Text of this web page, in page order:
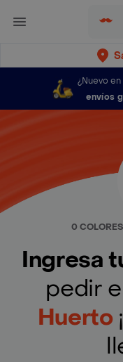
¿Nuevo
envíos
0
Ingresa
pedir
Huerto